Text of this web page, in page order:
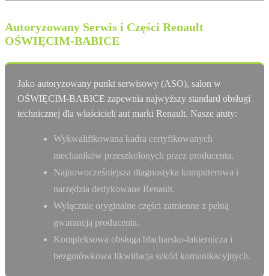
Autoryzowany Serwis i Części Renault
OŚWIĘCIM-BABICE
Jako autoryzowany punkt serwisowy (ASO), salon w
OŚWIĘCIM-BABICE zapewnia najwyższy standard obsługi
technicznej dla właścicieli aut marki Renault. Nasze atuty:
Wykwalifikowana kadra certyfikowanych
mechaników przeszkolonych przez producenta.
Najnowocześniejsza diagnostyka komputerowa i
narzędzia dedykowane Renault.
Wyłącznie oryginalne części zamienne z pełną
gwarancją producenta.
Kompleksowa obsługa blacharsko-lakiernicza i
bezgotówkowa likwidacja szkód komunikacyjnych.